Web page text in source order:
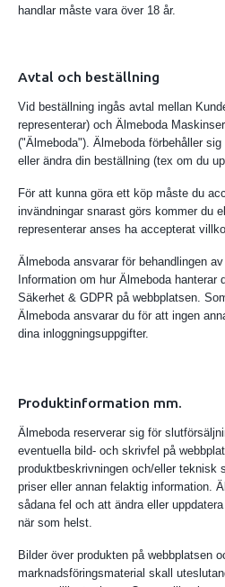
handlar måste vara över 18 år.
Avtal och beställning
Vid beställning ingås avtal mellan
representerar) och Älmeboda
("Älmeboda"). Älmeboda förbehåller
eller ändra din beställning (tex om du
För att kunna göra ett köp måste du
invändningar snarast görs kommer du
representerar anses ha accepterat
Älmeboda ansvarar för behandlingen
Information om hur Älmeboda hanterar
Säkerhet & GDPR på webbplatsen.
Älmeboda ansvarar du för att ingen
dina inloggningsuppgifter.
Produktinformation mm.
Älmeboda reserverar sig för
eventuella bild- och skrivfel på
produktbeskrivningen och/eller teknisk
priser eller annan felaktig information.
sådana fel och att ändra eller
när som helst.
Bilder över produkten på webbplatsen
marknadsföringsmaterial skall